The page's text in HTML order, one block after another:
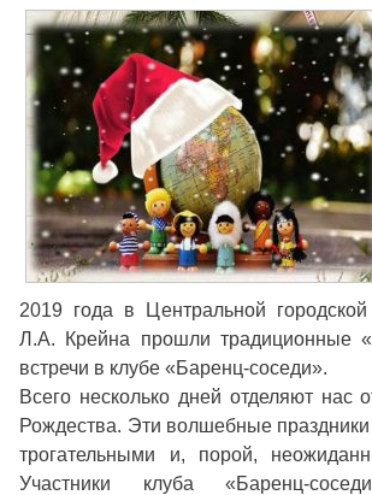
2019 года в Центральной
Л.А. Крейна прошли традиционные
встречи в клубе «Баренц-соседи».
Всего несколько дней отделяют нас
Рождества. Эти волшебные
трогательными и, порой,
Участники клуба «Баренц-